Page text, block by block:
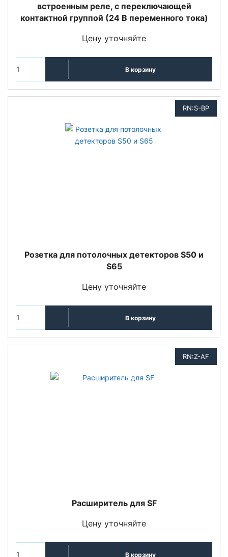
встроенным реле, с переключающей
контактной группой (24 В переменного тока)
Цену уточняйте
В корзину
RN:S-BP
Розетка для потолочных детекторов S50 и
S65
Цену уточняйте
В корзину
RN:Z-AF
Расширитель для SF
Цену уточняйте
В корзину